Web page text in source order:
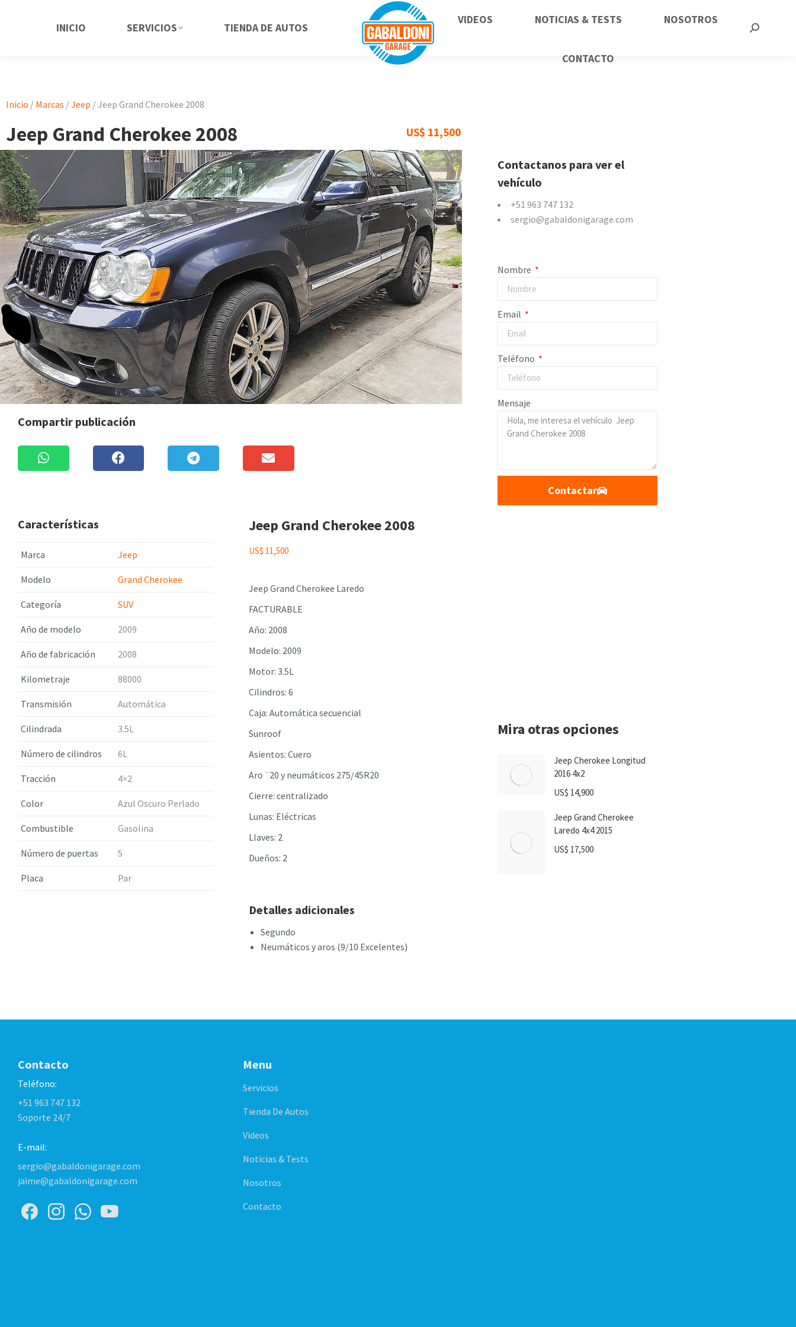
INICIO SERVICIOS TIENDA DE AUTOS
VIDEOS NOTICIAS & TESTS NOSOTROS
CONTACTO
Inicio / Marcas /Jeep / Jeep Grand Cherokee 2008
Jeep Grand Cherokee 2008 US$ 11,500
Compartir publicación
Características
Marca Jeep
Modelo Grand Cherokee
Categoría SUV
Año de modelo 2009
Año de fabricación 2008
Kilometraje 88000
Transmisión Automática
Cilindrada 3.5L
Número de cilindros 6L
Tracción 4×2
Color Azul Oscuro Perlado
Combustible Gasolina
Número de puertas 5
Placa Par
Jeep Grand Cherokee 2008
US$ 11,500
Jeep Grand Cherokee Laredo
FACTURABLE
Año: 2008
Modelo: 2009
Motor: 3.5L
Cilindros: 6
Caja: Automática secuencial
Sunroof
Asientos: Cuero
Aro ¨20 y neumáticos 275/45R20
Cierre: centralizado
Lunas: Eléctricas
Llaves: 2
Dueños: 2
Detalles adicionales
Segundo
Neumáticos y aros (9/10 Excelentes)
Contactanos para ver el
vehículo
+51 963 747 132
sergio@gabaldonigarage.com
Nombre
Email
Teléfono
Mensaje
Contactar
Mira otras opciones
Jeep Cherokee Longitud
2016 4x2
US$ 14,900
Jeep Grand Cherokee
Laredo 4x4 2015
US$ 17,500
Contacto
Teléfono:
+51 963 747 132
Soporte 24/7
E-mail:
sergio@gabaldonigarage.com
jaime@gabaldonigarage.com
Menu
Servicios
Tienda De Autos
Videos
Noticias & Tests
Nosotros
Contacto